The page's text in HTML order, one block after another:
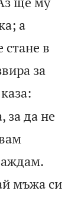
а
в
за
за да не
мъжа си